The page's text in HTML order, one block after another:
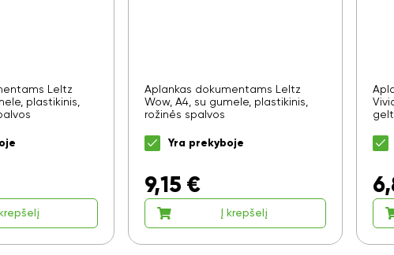
LeItz
plastikinis,
krepšelį
Aplankas dokumentams LeItz
Wow, A4, su gumele, plastikinis,
rožinės spalvos
Yra prekyboje
9,15 €
Į krepšelį